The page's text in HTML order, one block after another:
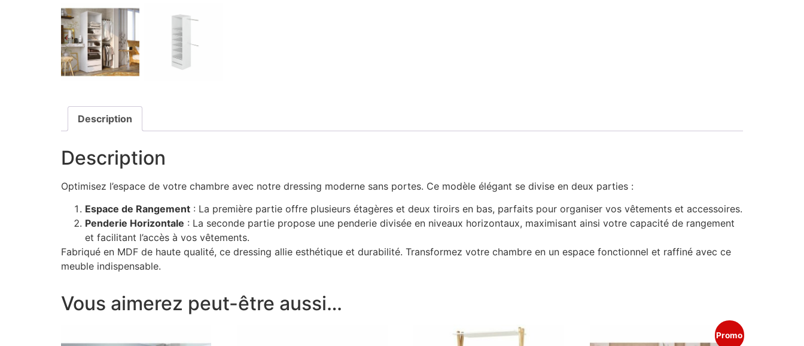
Description
Description
Optimisez l’espace de votre chambre avec notre dressing moderne sans portes. Ce modèle élégant se divise en deux parties :
Espace de Rangement : La première partie offre plusieurs étagères et deux tiroirs en bas, parfaits pour organiser vos vêtements et accessoires.
Penderie Horizontale : La seconde partie propose une penderie divisée en niveaux horizontaux, maximisant ainsi votre capacité de rangement
et facilitant l’accès à vos vêtements.
Fabriqué en MDF de haute qualité, ce dressing allie esthétique et durabilité. Transformez votre chambre en un espace fonctionnel et raffiné avec ce
meuble indispensable.
Vous aimerez peut-être aussi…
Promo